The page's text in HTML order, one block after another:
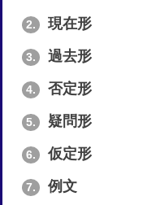
2. 現在形
3. 過去形
4. 否定形
5. 疑問形
6. 仮定形
7. 例文